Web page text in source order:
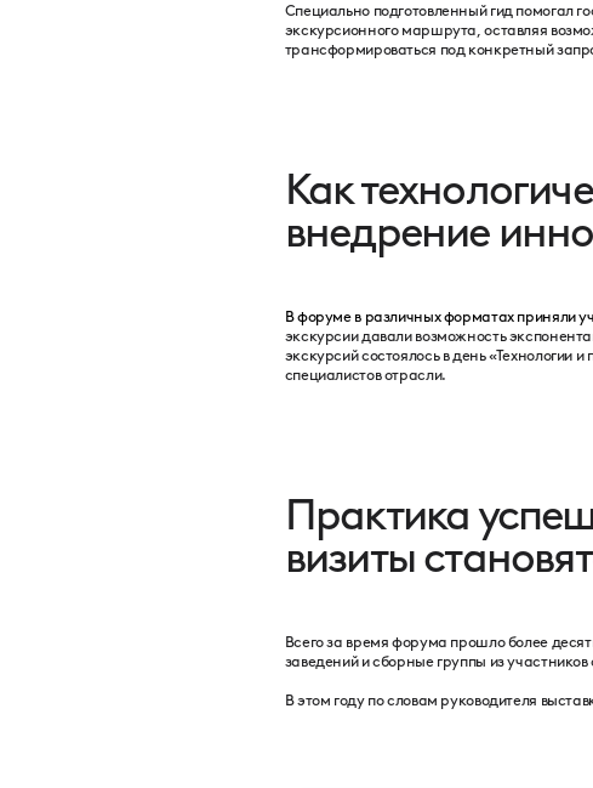
Специально подготовленный гид помогал
экскурсионного маршрута, оставляя
трансформироваться под конкретный
Как
внедрение
В форуме в различных форматах приняли
экскурсии давали возможность
экскурсий состоялось в день
специалистов отрасли.
Практика
визиты
Всего за время форума прошло более
заведений и сборные группы из
В этом году по словам руководителя